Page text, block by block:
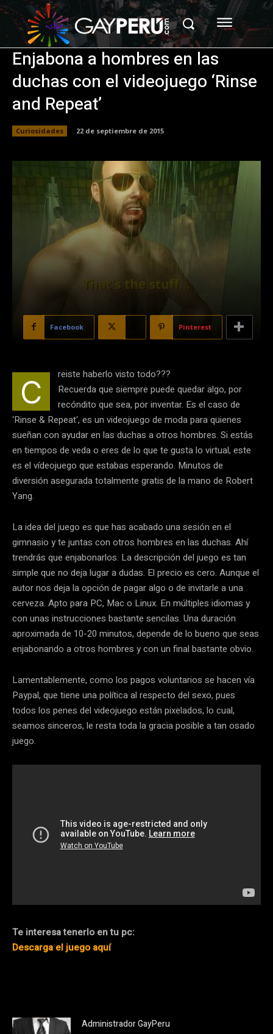
Enjabona a hombres en las
duchas con el videojuego ‘Rinse
and Repeat’
Curiosidades 22 de septiembre de 2015
Facebook Pinterest
C
reiste haberlo visto todo???
Recuerda que siempre puede quedar algo, por
recóndito que sea, por inventar. Es el caso de
‘Rinse & Repeat‘, es un videojuego de moda para quienes
sueñan con ayudar en las duchas a otros hombres. Si estás
en tiempos de veda o eres de lo que te gusta lo virtual, este
es el vídeojuego que estabas esperando. Minutos de
diversión asegurada totalmente gratis de la mano de Robert
Yang.
La idea del juego es que has acabado una sesión en el
gimnasio y te juntas con otros hombres en las duchas. Ahí
trendrás que enjabonarlos. La descripción del juego es tan
simple que no deja lugar a dudas. El precio es cero. Aunque el
autor nos deja la opción de pagar algo o de invitarle a una
cerveza. Apto para PC, Mac o Linux. En múltiples idiomas y
con unas instrucciones bastante sencilas. Una duración
aproximada de 10-20 minutos, depende de lo bueno que seas
enjabonando a otros hombres y con un final bastante obvio.
Lamentablemente, como los pagos voluntarios se hacen vía
Paypal, que tiene una política al respecto del sexo, pues
todos los penes del videojuego están pixelados, lo cual,
seamos sinceros, le resta toda la gracia posible a tan osado
juego.
Te interesa tenerlo en tu pc:
Descarga el juego aquí
Administrador GayPeru